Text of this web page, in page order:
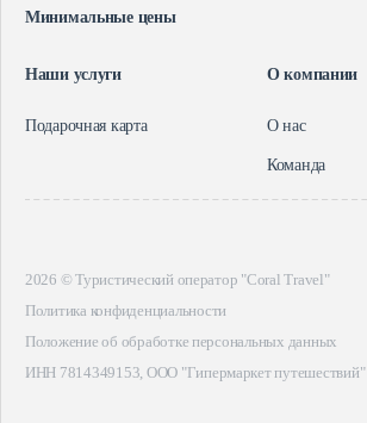
Минимальные цены
Наши услуги
Подарочная карта
О компании
О нас
Команда
2026 © Туристический оператор "Coral Travel"
Политика конфиденциальности
Положение об обработке персональных данных
ИНН 7814349153, ООО "Гипермаркет путешествий"